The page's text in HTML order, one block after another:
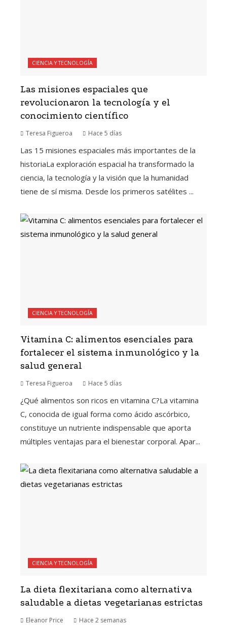
CIENCIA Y TECNOLOGÍA
Las misiones espaciales que
revolucionaron la tecnología y el
conocimiento científico
Teresa Figueroa Hace 5 días
Las 15 misiones espaciales más importantes de la
historiaLa exploración espacial ha transformado la
ciencia, la tecnología y la visión que la humanidad
tiene de sí misma. Desde los primeros satélites ...
CIENCIA Y TECNOLOGÍA
Vitamina C: alimentos esenciales para
fortalecer el sistema inmunológico y la
salud general
Teresa Figueroa Hace 5 días
¿Qué alimentos son ricos en vitamina C?La vitamina
C, conocida de igual forma como ácido ascórbico,
constituye un nutriente indispensable que aporta
múltiples ventajas para el bienestar corporal. Apar...
CIENCIA Y TECNOLOGÍA
La dieta flexitariana como alternativa
saludable a dietas vegetarianas estrictas
Eleanor Price Hace 2 semanas